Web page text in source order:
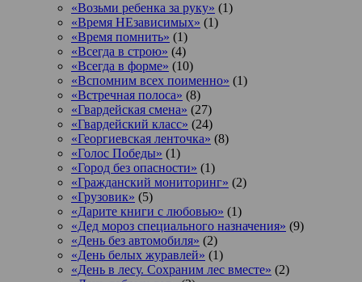
«Возьми ребенка за руку» (1)
«Время НЕзависимых» (1)
«Время помнить» (1)
«Всегда в строю» (4)
«Всегда в форме» (10)
«Вспомним всех поименно» (1)
«Встречная полоса» (8)
«Гвардейская смена» (27)
«Гвардейский класс» (24)
«Георгиевская ленточка» (8)
«Голос Победы» (1)
«Город без опасности» (1)
«Гражданский мониторинг» (2)
«Грузовик» (5)
«Дарите книги с любовью» (1)
«Дед мороз специального назначения» (9)
«День без автомобиля» (2)
«День белых журавлей» (1)
«День в лесу. Сохраним лес вместе» (2)